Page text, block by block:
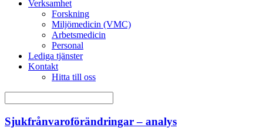
Verksamhet
Forskning
Miljömedicin (VMC)
Arbetsmedicin
Personal
Lediga tjänster
Kontakt
Hitta till oss
Sjukfrånvaroförändringar – analys